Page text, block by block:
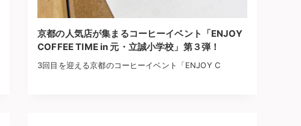
京都の人気店が集まるコーヒーイベント「ENJOY
COFFEE TIME in 元・立誠小学校」第３弾！
3回目を迎える京都のコーヒーイベント「ENJOY C